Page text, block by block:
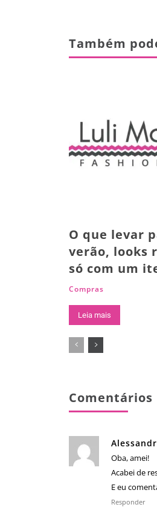
Também
O que levar
verão, looks
só com um
Compras
Leia mais
Comentários
Oba, amei!
Acabei de
E eu
Responder